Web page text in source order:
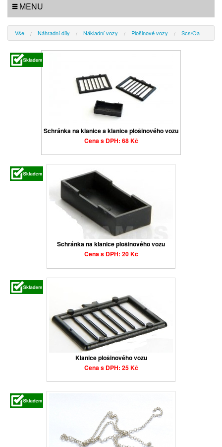
MENU
Vše Náhradní díly Nákladní vozy Plošinové vozy Scs/Oa
Schránka na klanice a klanice plošinového vozu
Cena s DPH: 68 Kč
Schránka na klanice plošinového vozu
Cena s DPH: 20 Kč
Klanice plošinového vozu
Cena s DPH: 25 Kč